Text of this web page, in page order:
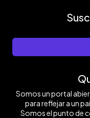
Somos un portal
para reflejar a un
Somos el punto de